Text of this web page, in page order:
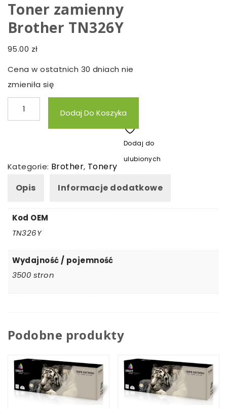
Toner zamienny
Brother TN326Y
95.00 zł
Cena w ostatnich 30 dniach nie
zmieniła się
ilość
Toner
TN326Y
Dodaj Do Koszyka
Dodaj do
ulubionych
Kategorie: Brother, Tonery
Opis
Informacje dodatkowe
Kod OEM
TN326Y
Wydajność / pojemność
3500 stron
Podobne produkty